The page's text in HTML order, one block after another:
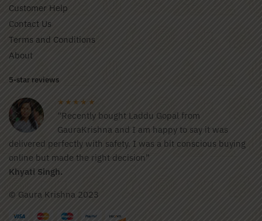
Customer Help
Contact Us
Terms and Conditions
About
5-star reviews
★★★★★
“Recently bought Laddu Gopal from
GauraKrishna and I am happy to say it was
delivered perfectly with safety. I was a bit conscious buying
online but made the right decision”
Khyati Singh.
© Gaura Krishna 2023